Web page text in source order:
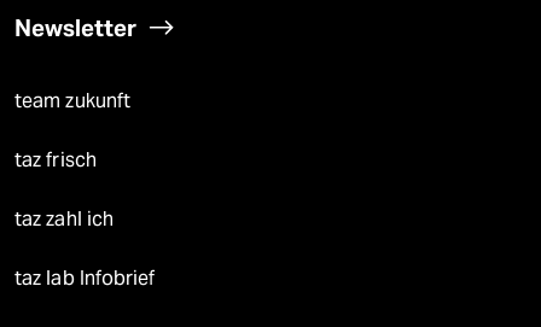
Newsletter
team zukunft
taz frisch
taz zahl ich
taz lab Infobrief